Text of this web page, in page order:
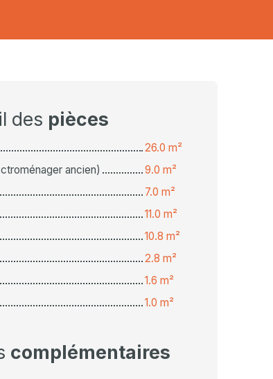
des pièces
26.0 m²
ancien)
9.0 m²
7.0 m²
11.0 m²
10.8 m²
2.8 m²
1.6 m²
1.0 m²
complémentaires